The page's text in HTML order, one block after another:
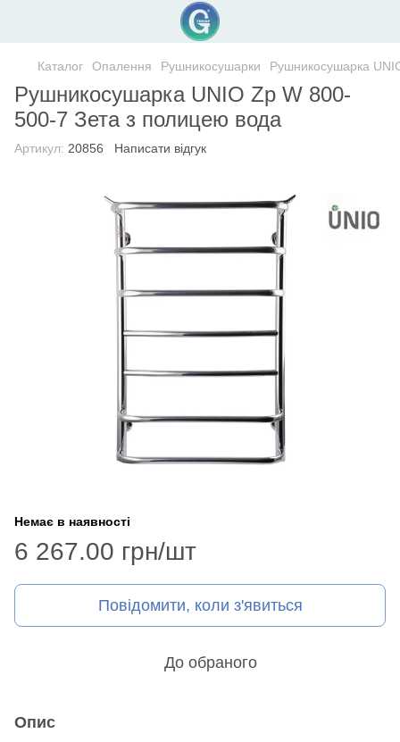
Каталог Опалення Рушникосушарки Рушникосушарка
Рушникосушарка UNIO Zp W 800-
500-7 Зета з полицею вода
Артикул: 20856 Написати відгук
Немає в наявності
6 267.00 грн/шт
Повідомити, коли з'явиться
До обраного
Опис